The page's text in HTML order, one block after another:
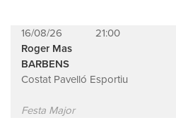
16/08/26
21:00
Roger Mas
BARBENS
Costat Pavelló Esportiu
Festa Major